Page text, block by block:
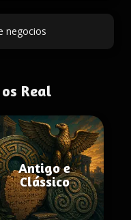
negocios
Real
Antigo e
Clássico